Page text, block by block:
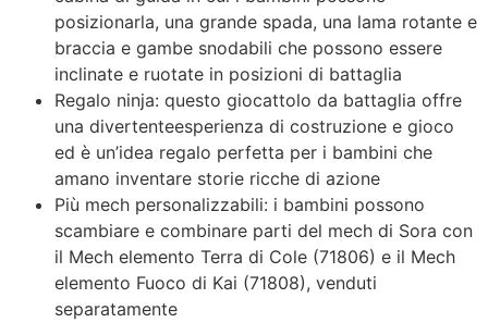
posizionarla, una grande spada, una lama rotante e
braccia e gambe snodabili che possono essere
inclinate e ruotate in posizioni di battaglia
Regalo ninja: questo giocattolo da battaglia offre
una divertenteesperienza di costruzione e gioco
ed è un’idea regalo perfetta per i bambini che
amano inventare storie ricche di azione
Più mech personalizzabili: i bambini possono
scambiare e combinare parti del mech di Sora con
il Mech elemento Terra di Cole (71806) e il Mech
elemento Fuoco di Kai (71808), venduti
separatamente